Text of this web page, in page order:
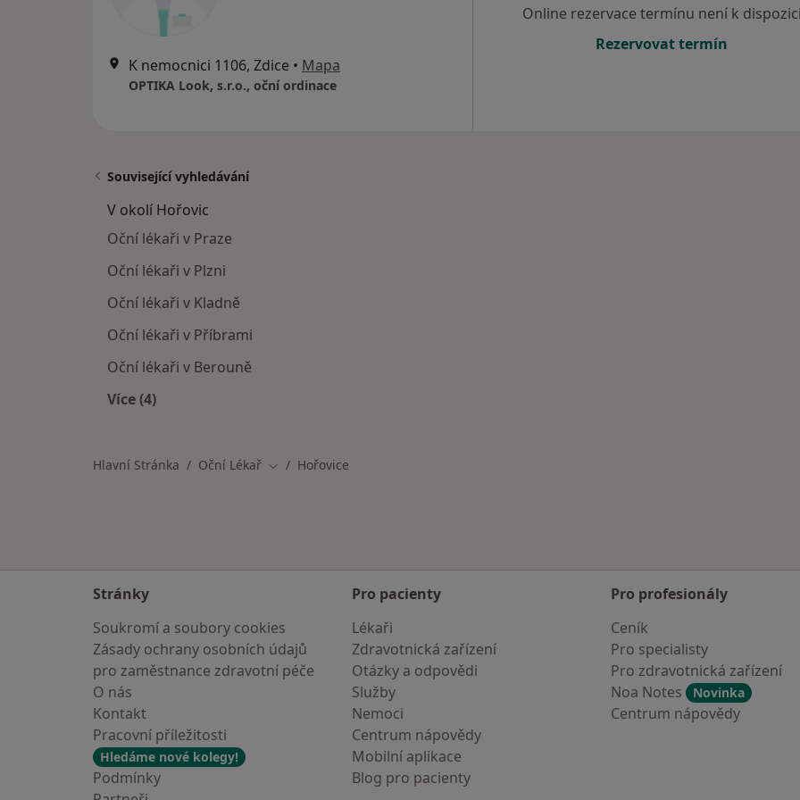
K nemocnici 1106, Zdice • Mapa
OPTIKA Look, s.r.o., oční ordinace
Online rezervace termínu není k
Rezervovat termín
Související vyhledávání
V okolí Hořovic
Oční lékaři v Praze
Oční lékaři v Plzni
Oční lékaři v Kladně
Oční lékaři v Příbrami
Oční lékaři v Berouně
Více (4)
Hlavní Stránka Oční Lékař Změna města
Hořovice
Stránky
Soukromí a soubory cookies
Zásady ochrany osobních údajů
pro zaměstnance zdravotní péče
O nás
Kontakt
Pracovní příležitosti
Hledáme nové kolegy!
Podmínky
Pro pacienty
Lékaři
Zdravotnická zařízení
Otázky a odpovědi
Služby
Nemoci
Centrum nápovědy
Mobilní aplikace
Blog pro pacienty
Pro profesionály
Ceník
Pro specialisty
Pro zdravotnická zařízení
Noa Notes
Novinka
Centrum nápovědy